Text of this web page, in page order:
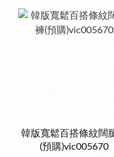
韓版寬鬆百搭條紋闊
(預購)vic005670